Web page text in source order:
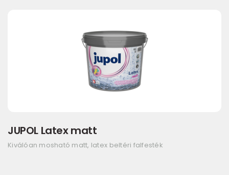
JUPOL Latex matt
Kiválóan mosható matt, latex beltéri falfesték